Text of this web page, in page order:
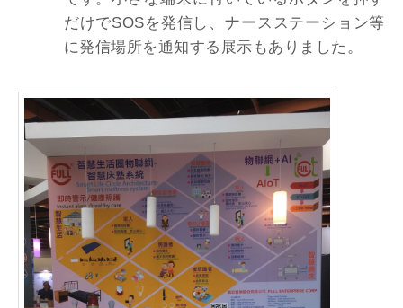
だけでSOSを発信し、ナースステーション等
に発信場所を通知する展示もありました。